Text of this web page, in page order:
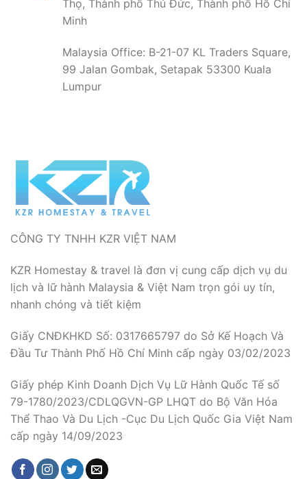
Thọ, Thành phố Thủ Đức, Thành phố Hồ Chí
Minh
Malaysia Office: B-21-07 KL Traders Square,
99 Jalan Gombak, Setapak 53300 Kuala
Lumpur
CÔNG TY TNHH KZR VIỆT NAM
KZR Homestay & travel là đơn vị cung cấp dịch vụ du
lịch và lữ hành Malaysia & Việt Nam trọn gói uy tín,
nhanh chóng và tiết kiệm
Giấy CNĐKHKD Số: 0317665797 do Sở Kế Hoạch Và
Đầu Tư Thành Phố Hồ Chí Minh cấp ngày 03/02/2023
Giấy phép Kinh Doanh Dịch Vụ Lữ Hành Quốc Tế số
79-1780/2023/CDLQGVN-GP LHQT do Bộ Văn Hóa
Thể Thao Và Du Lịch -Cục Du Lịch Quốc Gia Việt Nam
cấp ngày 14/09/2023